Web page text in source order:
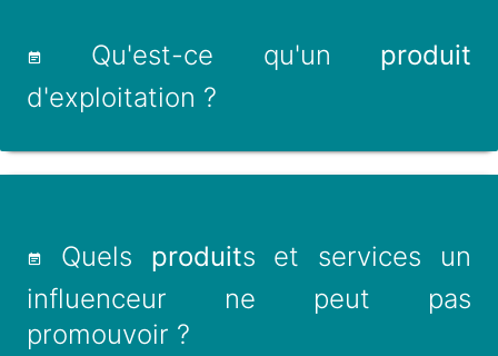
Qu'est-ce qu'un produit
d'exploitation ?
Quels produits et services un
influenceur ne peut pas
promouvoir ?